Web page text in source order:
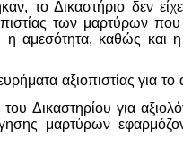
το Δικαστήριο δεν
των μαρτύρων
αμεσότητα, καθώς και
αξιοπιστίας για
Δικαστηρίου για
μαρτύρων